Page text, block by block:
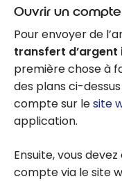
Ouvrir un compte
Pour envoyer de
transfert
première chose à
des plans ci-
compte sur lesite
application.
Ensuite, vous
compte via le site